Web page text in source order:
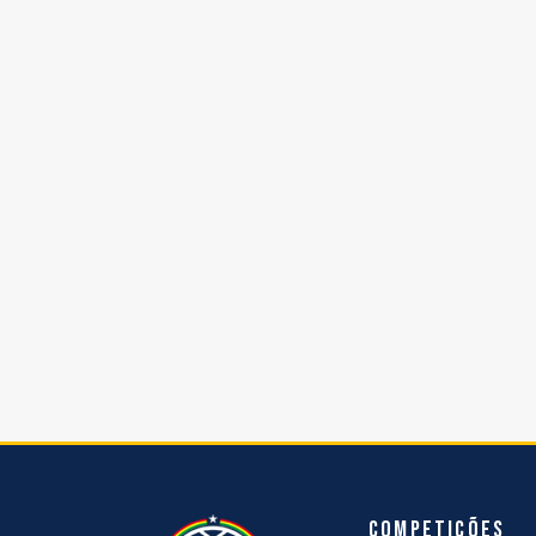
Competições